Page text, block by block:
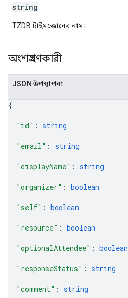
string
TZDB টাইমজোনের নাম।
অংশগ্রহণকারী
JSON উপস্থাপনা
{
"id" : string
"email" : string
"displayName" : string
"organizer" : boolean
"self" : boolean
"resource" : boolean
"optionalAttendee" : boolean
"responseStatus" : string
"comment" : string